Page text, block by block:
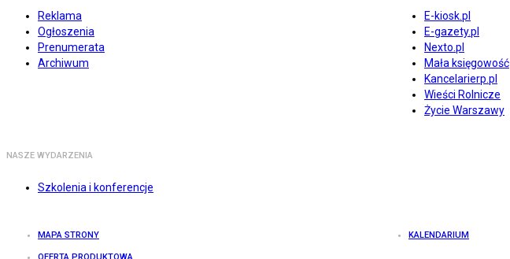
Reklama
Ogłoszenia
Prenumerata
Archiwum
E-kiosk.pl
E-gazety.pl
Nexto.pl
Mała księgowość
Kancelarierp.pl
Wieści Rolnicze
Życie Warszawy
NASZE WYDARZENIA
Szkolenia i konferencje
MAPA STRONY KALENDARIUM